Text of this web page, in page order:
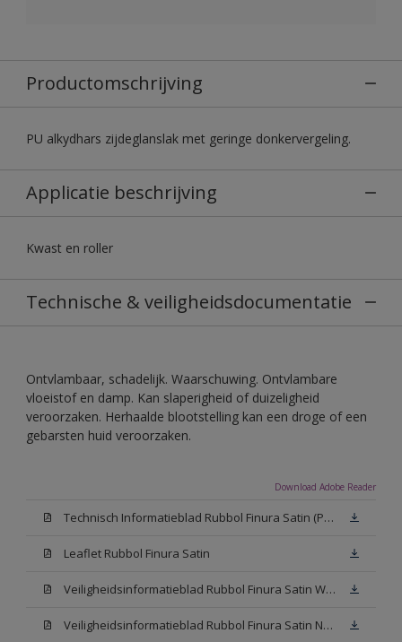
Productomschrijving
PU alkydhars zijdeglanslak met geringe donkervergeling.
Applicatie beschrijving
Kwast en roller
Technische & veiligheidsdocumentatie
Ontvlambaar, schadelijk. Waarschuwing. Ontvlambare
vloeistof en damp. Kan slaperigheid of duizeligheid
veroorzaken. Herhaalde blootstelling kan een droge of een
gebarsten huid veroorzaken.
Download Adobe Reader
Technisch Informatieblad Rubbol Finura Satin (PDF)
Leaflet Rubbol Finura Satin
Veiligheidsinformatieblad Rubbol Finura Satin W05 (MSDS)
Veiligheidsinformatieblad Rubbol Finura Satin N00 (MSDS)